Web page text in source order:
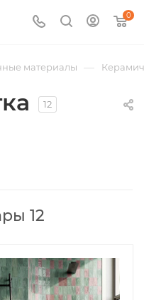
0
материалы —
12
12